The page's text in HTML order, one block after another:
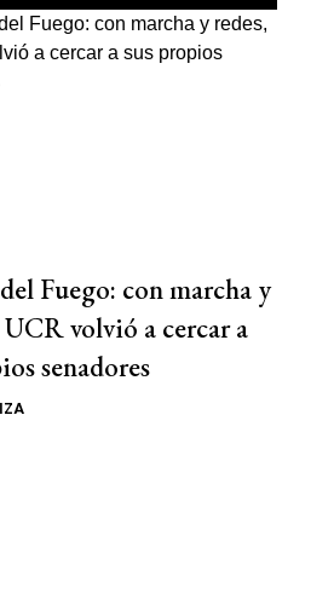
Fuego: con marcha y
UCR volvió a cercar a
senadores